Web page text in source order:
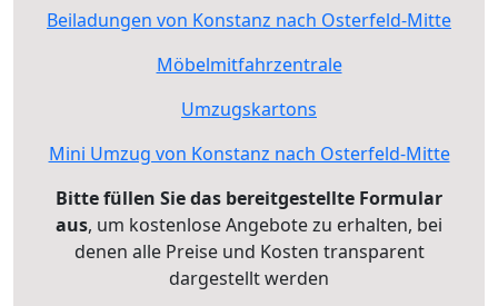
Beiladungen von Konstanz nach Osterfeld-Mitte
Möbelmitfahrzentrale
Umzugskartons
Mini Umzug von Konstanz nach Osterfeld-Mitte
Bitte füllen Sie das bereitgestellte Formular
aus, um kostenlose Angebote zu erhalten, bei
denen alle Preise und Kosten transparent
dargestellt werden